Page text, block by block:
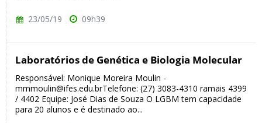
23/05/19 09h39
Laboratórios de Genética e Biologia Molecular
Responsável: Monique Moreira Moulin -
mmmoulin@ifes.edu.brTelefone: (27) 3083-4310 ramais 4399
/ 4402 Equipe: José Dias de Souza O LGBM tem capacidade
para 20 alunos e é destinado ao...